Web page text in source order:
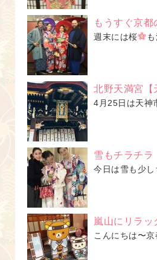
もうすぐ京都
週末には桜
北野天満宮【
4月25日は天神
雪もチラチラ
今日は雪も少
嵐山にリラッ
こんにちは〜